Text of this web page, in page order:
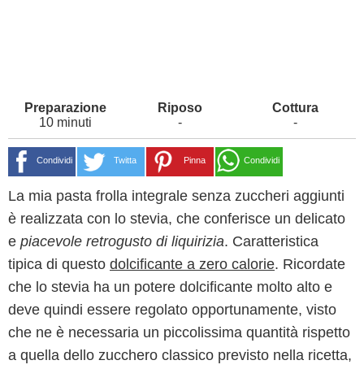
10 minuti - -
Condividi Twitta Pinna Condividi
La mia pasta frolla integrale senza zuccheri aggiunti
è realizzata con lo stevia, che conferisce un delicato
e piacevole retrogusto di liquirizia. Caratteristica
tipica di questo dolcificante a zero calorie. Ricordate
che lo stevia ha un potere dolcificante molto alto e
deve quindi essere regolato opportunamente, visto
che ne è necessaria un piccolissima quantità rispetto
a quella dello zucchero classico previsto nella ricetta,